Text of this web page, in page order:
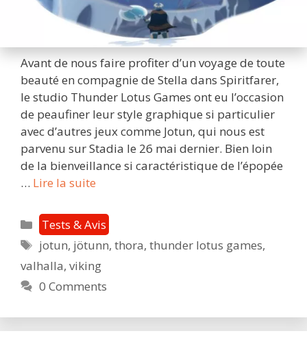
Avant de nous faire profiter d’un voyage de toute
beauté en compagnie de Stella dans Spiritfarer,
le studio Thunder Lotus Games ont eu l’occasion
de peaufiner leur style graphique si particulier
avec d’autres jeux comme Jotun, qui nous est
parvenu sur Stadia le 26 mai dernier. Bien loin
de la bienveillance si caractéristique de l’épopée
… Lire la suite
Edition
:
Yggdrasill,
tenging
hinna
heima
Catégories
Tests & Avis
Étiquettes
jotun, jötunn,thora,thunder lotus games,
valhalla, viking
0 Comments